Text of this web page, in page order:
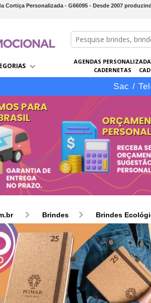
Cortiça Personalizada - G66095 - Desde 2007
AGENDAS
CADERNETAS
CONJUNTOS DE BRINDES
Sac /
Brindes Brindes